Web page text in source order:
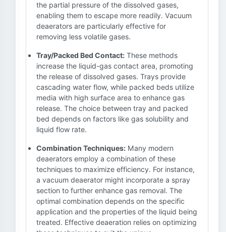
the partial pressure of the dissolved gases,
enabling them to escape more readily. Vacuum
deaerators are particularly effective for
removing less volatile gases.
Tray/Packed Bed Contact: These methods
increase the liquid-gas contact area, promoting
the release of dissolved gases. Trays provide
cascading water flow, while packed beds utilize
media with high surface area to enhance gas
release. The choice between tray and packed
bed depends on factors like gas solubility and
liquid flow rate.
Combination Techniques: Many modern
deaerators employ a combination of these
techniques to maximize efficiency. For instance,
a vacuum deaerator might incorporate a spray
section to further enhance gas removal. The
optimal combination depends on the specific
application and the properties of the liquid being
treated. Effective deaeration relies on optimizing